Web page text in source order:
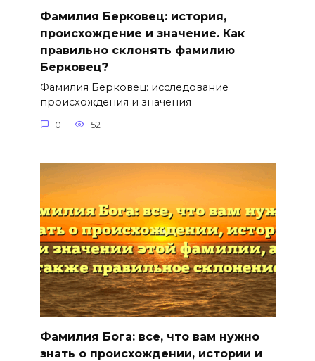
Фамилия Берковец: история,
происхождение и значение. Как
правильно склонять фамилию
Берковец?
Фамилия Берковец: исследование
происхождения и значения
0 52
Фамилия Бога: все, что вам нужно
знать о происхождении, истории и